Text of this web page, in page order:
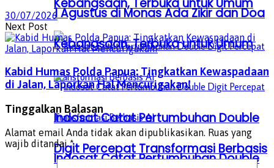
Kebangsaan, Terbuka untuk Umum
Indosat Catat Pertumbuhan Double
Digit Percepat Transformasi Berbasis
1 Agustus di Monas Ada Zikir dan Doa
Kebangsaan, Terbuka untuk Umum
Indosat Catat Pertumbuhan Double
30/07/2026
Next Post
Kabid Humas Polda Papua: Tingkatkan Kewaspadaan
di Jalan, Laporkan Hal Mencurigakan!
Tinggalkan Balasan
Alamat email Anda tidak akan dipublikasikan. Ruas yang
wajib ditandai*